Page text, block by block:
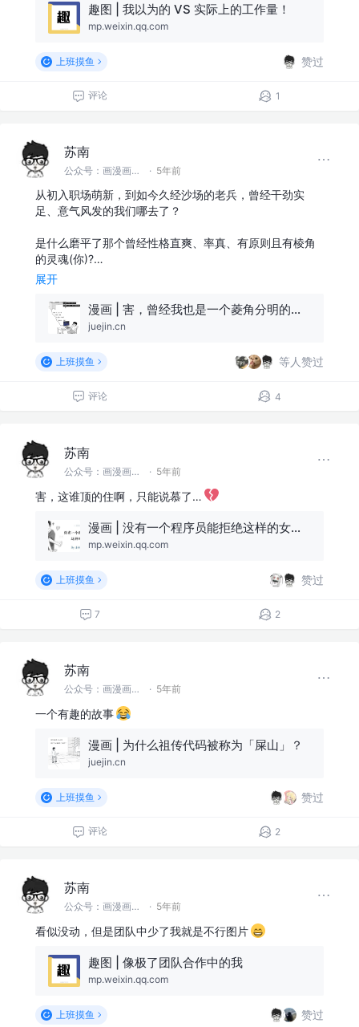
趣图 | 我以为的 VS 实际上的工作量！
mp.weixin.qq.com
上班摸鱼 赞过
评论 1
苏南
公众号：画漫画的程序员 @首席渣渣画师 · 5年前
从初入职场萌新，到如今久经沙场的老兵，曾经干劲实
足、意气风发的我们哪去了？
是什么磨平了那个曾经性格直爽、率真、有原则且有棱角
的灵魂(你)?…
展开
漫画 | 害，曾经我也是一个菱角分明的人啊…
juejin.cn
上班摸鱼 等人赞过
评论 4
苏南
公众号：画漫画的程序员 @首席渣渣画师 · 5年前
害，这谁顶的住啊，只能说慕了…
漫画 | 没有一个程序员能拒绝这样的女朋友
mp.weixin.qq.com
上班摸鱼 赞过
7 2
苏南
公众号：画漫画的程序员 @首席渣渣画师 · 5年前
一个有趣的故事
漫画 | 为什么祖传代码被称为「屎山」？
juejin.cn
上班摸鱼 赞过
评论 2
苏南
公众号：画漫画的程序员 @首席渣渣画师 · 5年前
看似没动，但是团队中少了我就是不行图片
趣图 | 像极了团队合作中的我
mp.weixin.qq.com
上班摸鱼 赞过